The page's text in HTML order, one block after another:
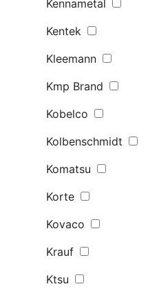
Kennametal
Kentek
Kleemann
Kmp Brand
Kobelco
Kolbenschmidt
Komatsu
Korte
Kovaco
Krauf
Ktsu